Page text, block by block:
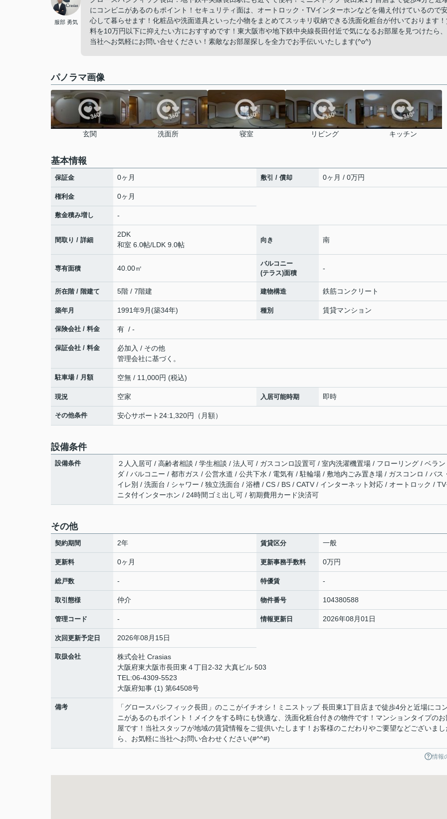
服部 勇気
にコンビニがあるのもポイント！セキュリティ面は、オートロック・TVインターホンなどを備え付けているので
心して暮らせます！化粧品や洗面道具といった小物をまとめてスッキリ収納できる洗面化粧台が付いております
料を10万円以下に抑えたい方におすすめです！東大阪市や地下鉄中央線長田付近で気になるお部屋を見つけたら、
当社へお気軽にお問い合せください！素敵なお部屋探しを全力でお手伝いいたします(^o^)
パノラマ画像
玄関 洗面所 寝室 リビング キッチン
基本情報
保証金 0ヶ月 敷引 / 償却 0ヶ月 / 0万円
権利金 0ヶ月
敷金積み増し -
間取り / 詳細
2DK
和室 6.0帖/LDK 9.0帖
向き 南
専有面積 40.00㎡
バルコニー
(テラス)面積
-
所在階 / 階建て 5階 / 7階建 建物構造 鉄筋コンクリート
築年月 1991年9月(築34年) 種別 賃貸マンション
保険会社 / 料金 有 / -
保証会社 / 料金
必加入 / その他
管理会社に基づく。
駐車場 / 月額 空無 / 11,000円 (税込)
現況 空家 入居可能時期 即時
その他条件 安心サポート24:1,320円（月額）
設備条件
設備条件
２人入居可 / 高齢者相談 / 学生相談 / 法人可 / ガスコンロ設置可 / 室内洗濯機置場 / フローリング / ベラン
ダ / バルコニー / 都市ガス / 公営水道 / 公共下水 / 電気有 / 駐輪場 / 敷地内ごみ置き場 / ガスコンロ / バス
イレ別 / 洗面台 / シャワー / 独立洗面台 / 浴槽 / CS / BS / CATV / インターネット対応 / オートロック / TV
ニタ付インターホン / 24時間ゴミ出し可 / 初期費用カード決済可
その他
契約期間 2年 賃貸区分 一般
更新料 0ヶ月 更新事務手数料 0万円
総戸数 - 特優賃 -
取引態様 仲介 物件番号 104380588
管理コード - 情報更新日 2026年08月01日
次回更新予定日 2026年08月15日
取扱会社
株式会社 Crasias
大阪府東大阪市長田東４丁目2-32 大真ビル 503
TEL:06-4309-5523
大阪府知事 (1) 第64508号
備考
「グロースパシフィック長田」のここがイチオシ！ミニストップ 長田東1丁目店まで徒歩4分と近場にコ
ニがあるのもポイント！メイクをする時にも快適な、洗面化粧台付きの物件です！マンションタイプのお
屋です！当社スタッフが地域の賃貸情報をご提供いたします！お客様のこだわりやご要望などございまし
ら、お気軽に当社へお問い合わせください(#^^#)
情報